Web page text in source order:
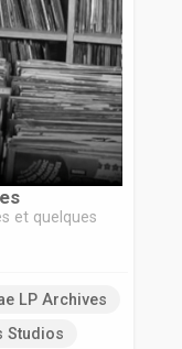
et quelques
LP Archives
Studios